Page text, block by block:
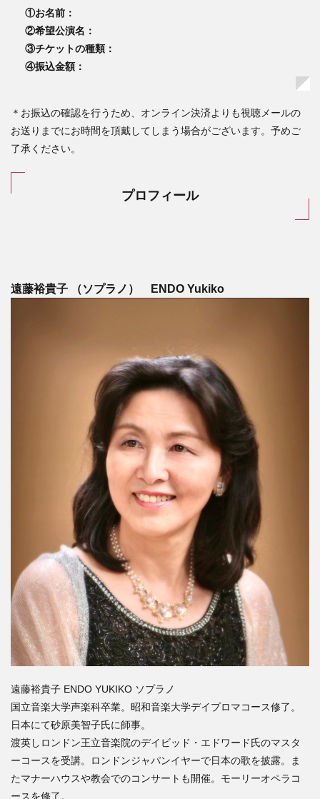
①お名前：
②希望公演名：
③チケットの種類：
④振込金額：
＊お振込の確認を行うため、オンライン決済よりも視聴メールの
お送りまでにお時間を頂戴してしまう場合がございます。予めご
了承ください。
プロフィール
遠藤裕貴子 （ソプラノ） ENDO Yukiko
遠藤裕貴子 ENDO YUKIKO ソプラノ
国立音楽大学声楽科卒業。昭和音楽大学デイプロマコース修了。
日本にて砂原美智子氏に師事。
渡英しロンドン王立音楽院のデイビッド・エドワード氏のマスタ
ーコースを受講。ロンドンジャパンイヤーで日本の歌を披露。ま
たマナーハウスや教会でのコンサートも開催。モーリーオペラコ
ースを修了。